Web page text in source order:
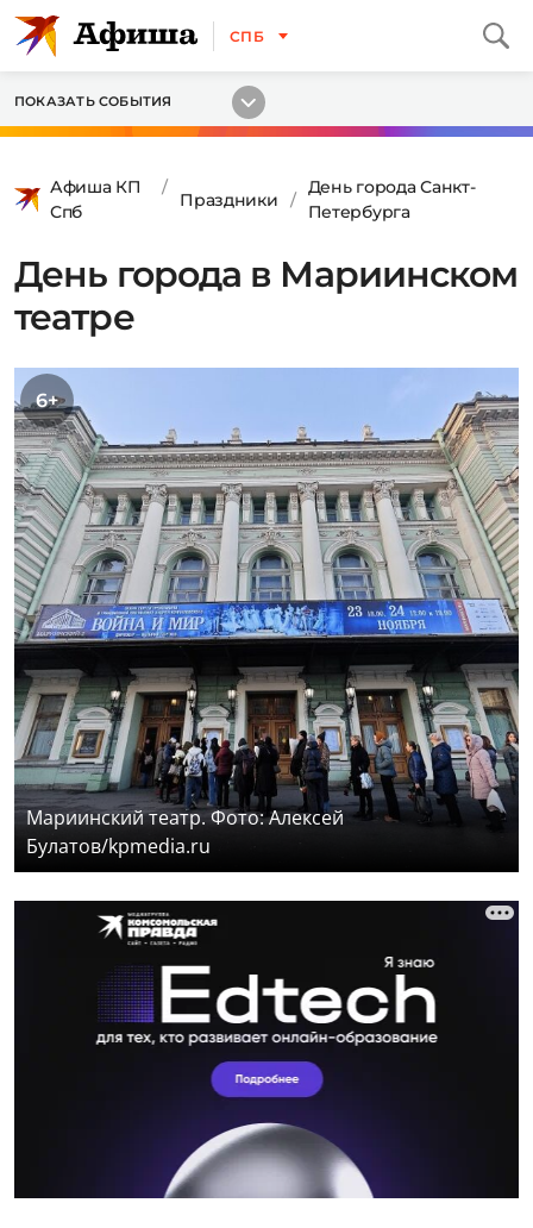
СПБ
ПОКАЗАТЬ СОБЫТИЯ
Афиша КП
Спб
Праздники
День города Санкт-
Петербурга
День города в Мариинском
театре
6+
Мариинский театр. Фото: Алексей
Булатов/kpmedia.ru